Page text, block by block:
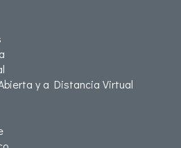
y a Distancia Virtual